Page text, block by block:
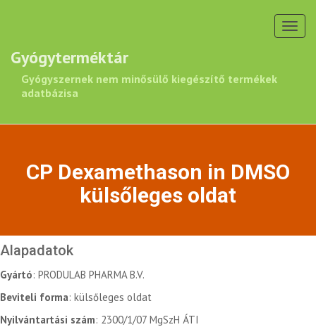
Gyógyterméktár
Gyógyszernek nem minősülő kiegészítő termékek
adatbázisa
CP Dexamethason in DMSO
külsőleges oldat
Alapadatok
Gyártó: PRODULAB PHARMA B.V.
Beviteli forma: külsőleges oldat
Nyilvántartási szám: 2300/1/07 MgSzH ÁTI